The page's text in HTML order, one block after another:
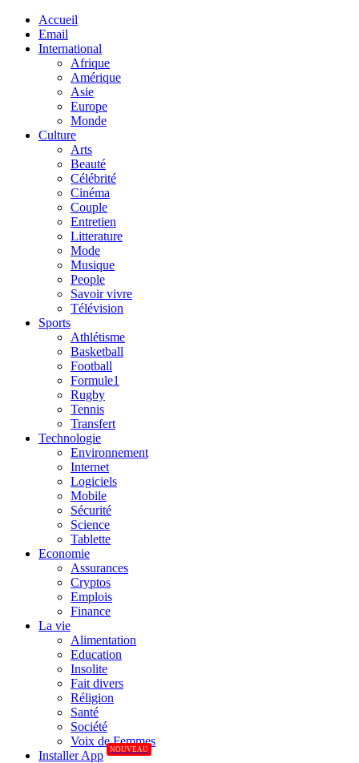
Accueil
Email
International
Afrique
Amérique
Asie
Europe
Monde
Culture
Arts
Beauté
Célébrité
Cinéma
Couple
Entretien
Litterature
Mode
Musique
People
Savoir vivre
Télévision
Sports
Athlétisme
Basketball
Football
Formule1
Rugby
Tennis
Transfert
Technologie
Environnement
Internet
Logiciels
Mobile
Sécurité
Science
Tablette
Economie
Assurances
Cryptos
Emplois
Finance
La vie
Alimentation
Education
Insolite
Fait divers
Réligion
Santé
Société
Voix de Femmes
Installer App
NOUVEAU